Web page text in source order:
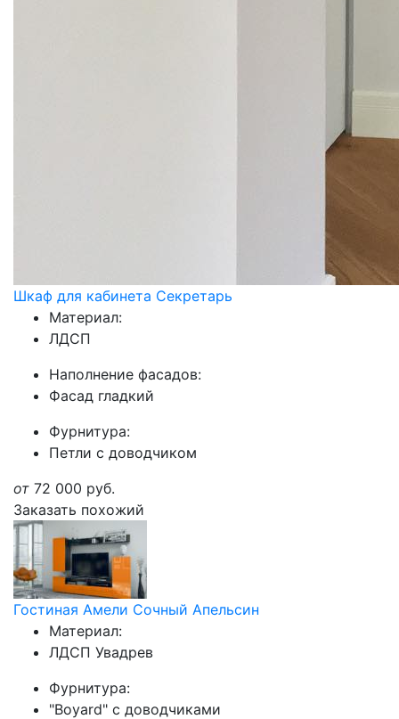
Шкаф для кабинета Секретарь
Материал:
ЛДСП
Наполнение фасадов:
Фасад гладкий
Фурнитура:
Петли с доводчиком
от 72 000 руб.
Заказать похожий
Гостиная Амели Сочный Апельсин
Материал:
ЛДСП Увадрев
Фурнитура:
"Boyard" с доводчиками